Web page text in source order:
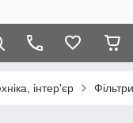
інтер'єр